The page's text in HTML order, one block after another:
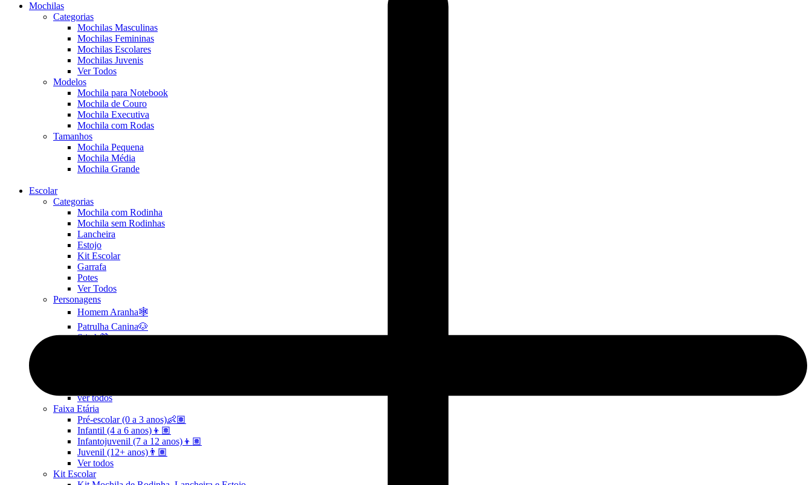
Mochilas
Categorias
Mochilas Masculinas
Mochilas Femininas
Mochilas Escolares
Mochilas Juvenis
Ver Todos
Modelos
Mochila para Notebook
Mochila de Couro
Mochila Executiva
Mochila com Rodas
Tamanhos
Mochila Pequena
Mochila Média
Mochila Grande
Escolar
Categorias
Mochila com Rodinha
Mochila sem Rodinhas
Lancheira
Estojo
Kit Escolar
Garrafa
Potes
Ver Todos
Personagens
Homem Aranha🕸️
Patrulha Canina🐶
Stitch💜
ver todos
Faixa Etária
Pré-escolar (0 a 3 anos)👶🏽
Infantil (4 a 6 anos)👦🏽
Infantojuvenil (7 a 12 anos)👦🏽
Juvenil (12+ anos)👨🏽
Ver todos
Kit Escolar